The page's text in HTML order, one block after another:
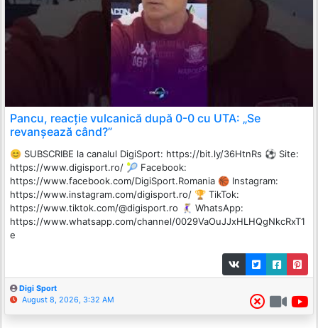
Pancu, reacție vulcanică după 0-0 cu UTA: „Se
revanșează când?”
😊 SUBSCRIBE la canalul DigiSport: https://bit.ly/36HtnRs ⚽ Site:
https://www.digisport.ro/ 🎾 Facebook:
https://www.facebook.com/DigiSport.Romania 🏀 Instagram:
https://www.instagram.com/digisport.ro/ 🏆 TikTok:
https://www.tiktok.com/@digisport.ro 🤾🏼‍♀ WhatsApp:
https://www.whatsapp.com/channel/0029VaOuJJxHLHQgNkcRxT1
e
Digi Sport
August 8, 2026, 3:32 AM